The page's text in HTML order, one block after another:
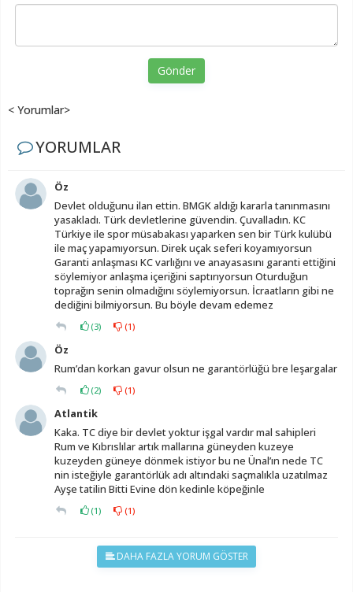
Gönder
< Yorumlar>
YORUMLAR
Öz
Devlet olduğunu ilan ettin. BMGK aldığı kararla tanınmasını
yasakladı. Türk devletlerine güvendin. Çuvalladın. KC
Türkiye ile spor müsabakası yaparken sen bir Türk kulübü
ile maç yapamıyorsun. Direk uçak seferi koyamıyorsun
Garanti anlaşması KC varlığını ve anayasasını garanti ettiğini
söylemiyor anlaşma içeriğini saptırıyorsun Oturduğun
toprağın senin olmadığını söylemiyorsun. İcraatların gibi ne
dediğini bilmiyorsun. Bu böyle devam edemez
(3) (1)
Öz
Rum’dan korkan gavur olsun ne garantörlüğü bre leşargalar
(2) (1)
Atlantik
Kaka. TC diye bir devlet yoktur işgal vardır mal sahipleri
Rum ve Kıbrıslılar artık mallarına güneyden kuzeye
kuzeyden güneye dönmek istiyor bu ne Ünal’ın nede TC
nin isteğiyle garantörlük adı altındaki saçmalıkla uzatılmaz
Ayşe tatilin Bitti Evine dön kedinle köpeğinle
(1) (1)
DAHA FAZLA YORUM GÖSTER